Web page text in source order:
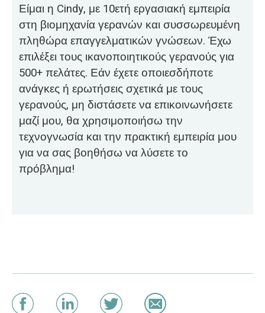
Είμαι η Cindy, με 10ετή εργασιακή εμπειρία
στη βιομηχανία γερανών και συσσωρευμένη
πληθώρα επαγγελματικών γνώσεων. Έχω
επιλέξει τους ικανοποιητικούς γερανούς για
500+ πελάτες. Εάν έχετε οποιεσδήποτε
ανάγκες ή ερωτήσεις σχετικά με τους
γερανούς, μη διστάσετε να επικοινωνήσετε
μαζί μου, θα χρησιμοποιήσω την
τεχνογνωσία και την πρακτική εμπειρία μου
για να σας βοηθήσω να λύσετε το
πρόβλημα!